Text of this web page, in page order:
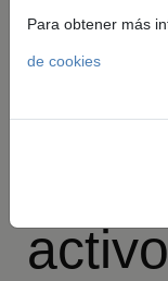
Para obtener más
de cookies